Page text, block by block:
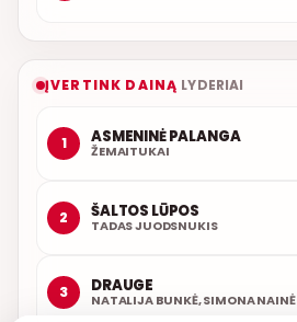
ĮVERTINK DAINĄ LYDERIAI
1 ASMENINĖ PALANGA
ŽEMAITUKAI
2 ŠALTOS LŪPOS
TADAS JUODSNUKIS
3 DRAUGE
NATALIJA BUNKĖ, SIMONA NAINĖ